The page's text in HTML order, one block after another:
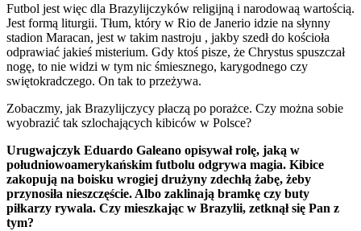
Futbol jest więc dla Brazylijczyków religijną i narodowaą wartością.
Jest formą liturgii. Tłum, który w Rio de Janerio idzie na słynny
stadion Maracan, jest w takim nastroju , jakby szedł do kościoła
odprawiać jakieś misterium. Gdy ktoś pisze, że Chrystus spuszczał
nogę, to nie widzi w tym nic śmiesznego, karygodnego czy
swiętokradczego. On tak to przeżywa.
Zobaczmy, jak Brazylijczycy płaczą po porażce. Czy można sobie
wyobrazić tak szlochających kibiców w Polsce?
Urugwajczyk Eduardo Galeano opisywał rolę, jaką w
południowoamerykańskim futbolu odgrywa magia. Kibice
zakopują na boisku wrogiej drużyny zdechłą żabę, żeby
przynosiła nieszczęście. Albo zaklinają bramkę czy buty
piłkarzy rywala. Czy mieszkając w Brazylii, zetknął się Pan z
tym?